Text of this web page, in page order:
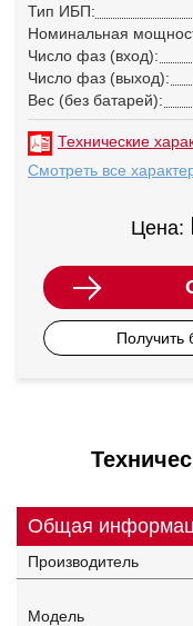
Тип ИБП:
Номинальная
Число фаз (вход):
Число фаз (выход):
Вес (без батарей):
Технические
Смотреть все
Цена:
Получить
Общая
Производитель
Модель